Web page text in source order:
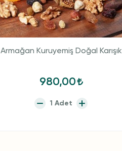
Armağan Kuruyemiş Doğal Karışık
980,00